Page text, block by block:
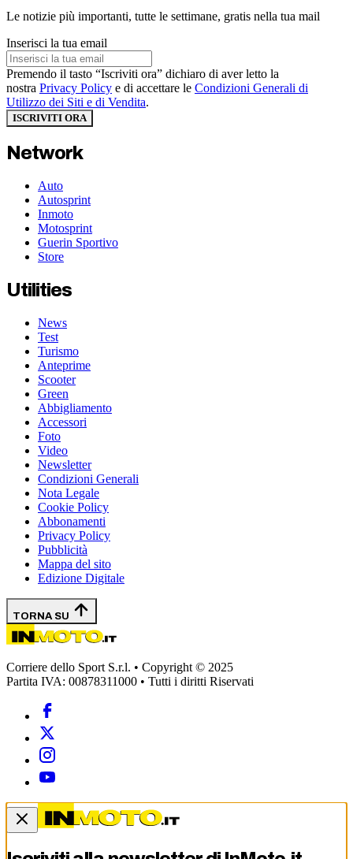
Le notizie più importanti, tutte le settimane, gratis nella tua mail
Inserisci la tua email
Premendo il tasto “Iscriviti ora” dichiaro di aver letto la
nostra Privacy Policy e di accettare le Condizioni Generali di
Utilizzo dei Siti e di Vendita.
ISCRIVITI ORA
Network
Auto
Autosprint
Inmoto
Motosprint
Guerin Sportivo
Store
Utilities
News
Test
Turismo
Anteprime
Scooter
Green
Abbigliamento
Accessori
Foto
Video
Newsletter
Condizioni Generali
Nota Legale
Cookie Policy
Abbonamenti
Privacy Policy
Pubblicità
Mappa del sito
Edizione Digitale
TORNA SU
Corriere dello Sport S.r.l. • Copyright © 2025
Partita IVA: 00878311000 • Tutti i diritti Riservati